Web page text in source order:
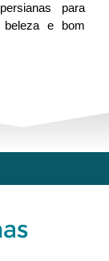
para
beleza e bom